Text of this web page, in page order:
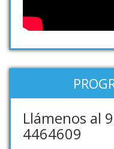
Llámenos al
4464609